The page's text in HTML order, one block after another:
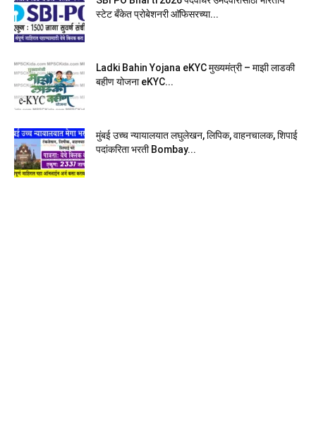
स्टेट बँकेत प्रोबेशनरी आ‍ॅफिसरच्या...
Ladki Bahin Yojana eKYC मुख्यमंत्री – माझी लाडकी
बहीण योजना eKYC...
मुंबई उच्च न्यायालयात लघुलेखन, लिपिक, वाहनचालक, शिपाई
पदांकरिता भरती Bombay...